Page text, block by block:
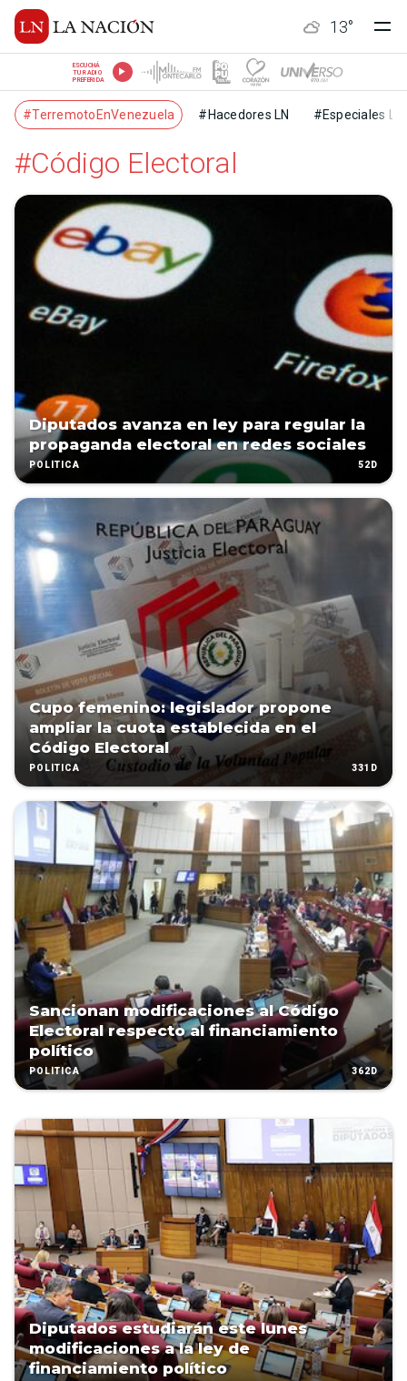
13°
ESCUCHÁ
TU RADIO
PREFERIDA
#TerremotoEnVenezuela #Hacedores LN #Especiales LN
#Código Electoral
Diputados avanza en ley para regular la
propaganda electoral en redes sociales
POLÍTICA 52D
Cupo femenino: legislador propone
ampliar la cuota establecida en el
Código Electoral
POLÍTICA 331D
Sancionan modificaciones al Código
Electoral respecto al financiamiento
político
POLÍTICA 362D
Diputados estudiarán este lunes
modificaciones a la ley de
financiamiento político